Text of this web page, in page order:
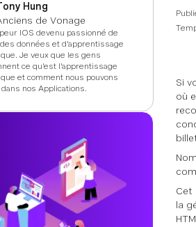
Hung
de Vonage
IOS devenu passionné de
données et d'apprentissage
Je veux que les gens
ce qu'est l'apprentissage
et comment nous pouvons
nos Applications.
Si
où
Cet
la